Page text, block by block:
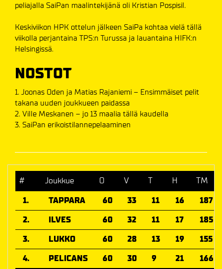
peliajalla SaiPan maalintekijänä oli Kristian Pospisil.
Keskiviikon HPK ottelun jälkeen SaiPa kohtaa vielä tällä
viikolla perjantaina TPS:n Turussa ja lauantaina HIFK:n
Helsingissä.
NOSTOT
1. Joonas Oden ja Matias Rajaniemi – Ensimmäiset pelit
takana uuden joukkueen paidassa
2. Ville Meskanen – jo 13 maalia tällä kaudella
3. SaiPan erikoistilannepelaaminen
# Joukkue O V T H
TM
1.
TAPPARA 60 33 11 16
187
2.
ILVES 60 32 11 17
185
3.
LUKKO 60 28 13 19
155
4.
PELICANS 60 30 9 21
166